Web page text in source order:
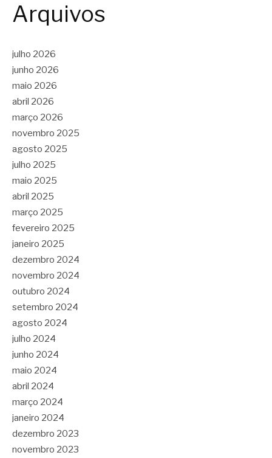
Arquivos
julho 2026
junho 2026
maio 2026
abril 2026
março 2026
novembro 2025
agosto 2025
julho 2025
maio 2025
abril 2025
março 2025
fevereiro 2025
janeiro 2025
dezembro 2024
novembro 2024
outubro 2024
setembro 2024
agosto 2024
julho 2024
junho 2024
maio 2024
abril 2024
março 2024
janeiro 2024
dezembro 2023
novembro 2023